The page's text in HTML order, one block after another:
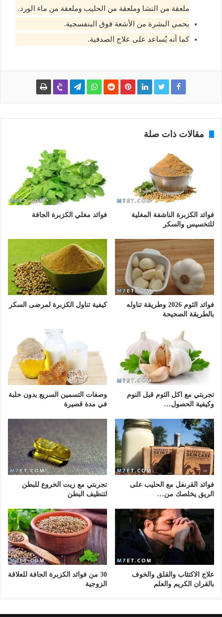
ملعقة من النشا وملعقة من الحليب وملعقة من ماء الورد.
يحمي البشرة من الأشعة فوق البنفسجية.
كما أنه يُساعد على علاج الصدفية.
مقالات ذات صلة
فوائد الكزبرة الناشفة المغلية
للتخسيس والسكر
فوائد مغلي الكزبرة الجافة
فوائد الثوم 2026 وطريقة تناوله
بالطريقة الصحيحة
كيفية تناول الكزبرة لمرضى السكر
تجربتي مع اكل الثوم قبل النوم
وكيفية الحصول…
وصفات التسمين السريع بدون حلبة
في مدة قصيرة
فوائد القرنفل مع الحليب على
الريق يخلصك من…
تجربتي مع زيت الخروع للبطن
لتنظيف البطن
علاج الاكتئاب والقلق والخوف
بالقران الكريم والعلم
30 من فوائد الكزبرة الجافة للعلاقة
الزوجية